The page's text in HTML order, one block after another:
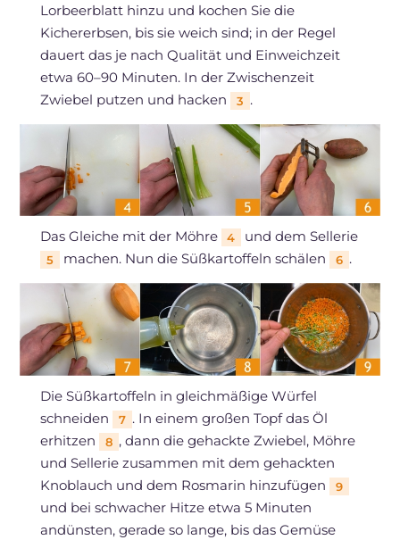
Lorbeerblatt hinzu und kochen Sie die
Kichererbsen, bis sie weich sind; in der Regel
dauert das je nach Qualität und Einweichzeit
etwa 60–90 Minuten. In der Zwischenzeit
Zwiebel putzen und hacken
3 .
Das Gleiche mit der Möhre 4 und dem Sellerie
5 machen. Nun die Süßkartoffeln schälen 6 .
Die Süßkartoffeln in gleichmäßige Würfel
schneiden
7 . In einem großen Topf das Öl
erhitzen
8 , dann die gehackte Zwiebel, Möhre
und Sellerie zusammen mit dem gehackten
Knoblauch und dem Rosmarin hinzufügen
9
und bei schwacher Hitze etwa 5 Minuten
andünsten, gerade so lange, bis das Gemüse